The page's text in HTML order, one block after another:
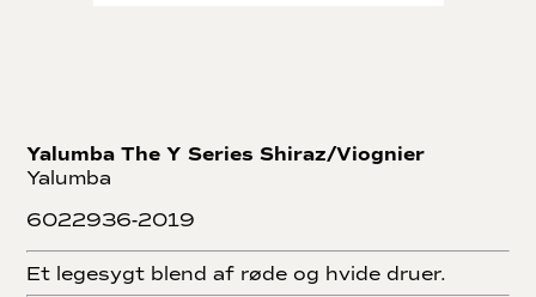
Yalumba The Y Series Shiraz/Viognier
Yalumba
6022936-2019
Et legesygt blend af røde og hvide druer.